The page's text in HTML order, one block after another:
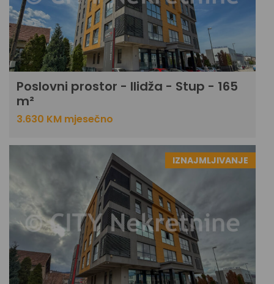
Poslovni prostor - Ilidža - Stup - 165
m²
3.630 KM mjesečno
IZNAJMLJIVANJE